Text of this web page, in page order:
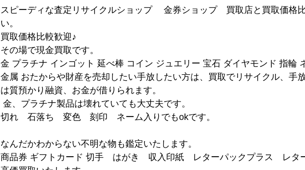
スピーディな査定リサイクルショップ　 金券ショップ　買取店と買取価格
い。
買取価格比較歓迎♪
その場で現金買取です。
金 プラチナ インゴット 延べ棒 コイン ジュエリー 宝石 ダイヤモンド 指輪
金属 おたからや財産を売却したい手放したい方は、買取でリサイクル、手
は質預かり融資、お金が借りられます。
金、プラチナ製品は壊れていても大丈夫です。
切れ　石落ち　変色　刻印　ネーム入りでもokです。
なんだかわからない不明な物も鑑定いたします。
商品券 ギフトカード 切手　はがき　収入印紙　レターパックプラス　レタ